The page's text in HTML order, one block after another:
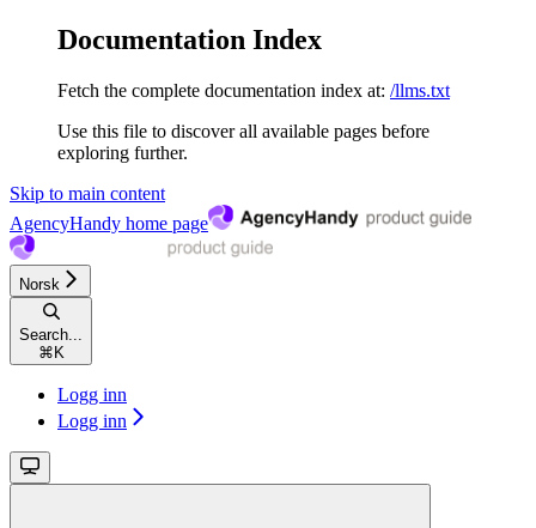
Documentation Index
Fetch the complete documentation index at: /llms.txt
Use this file to discover all available pages before
exploring further.
Skip to main content
AgencyHandy home page
Norsk
Search...
⌘ K
Logg inn
Logg inn